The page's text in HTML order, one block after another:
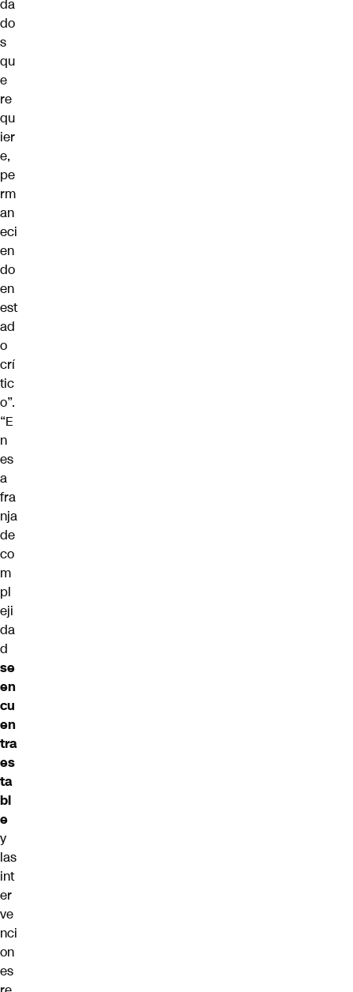
da
do
s
qu
e
re
qu
ier
e,
pe
rm
an
eci
en
do
en
est
ad
o
crí
tic
o”.
“E
n
es
a
fra
nja
de
co
m
pl
eji
da
d
se
en
cu
en
tra
es
ta
bl
e
y
las
int
er
ve
nci
on
es